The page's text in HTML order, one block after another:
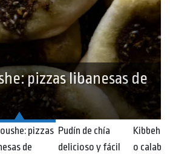
pizzas libanesas de
pizzas
de
Pudín de chía
delicioso y fácil
Kibbeh
o